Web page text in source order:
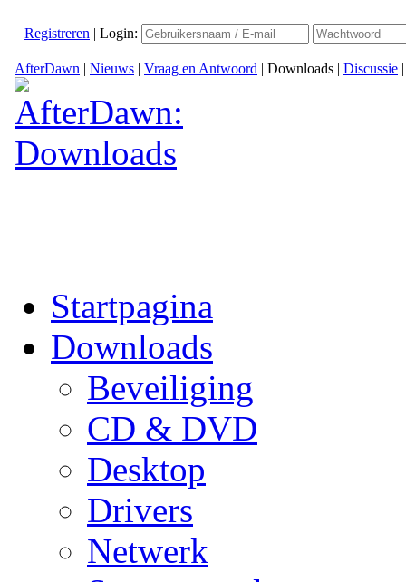
Registreren | Login:
AfterDawn | Nieuws | Vraag en Antwoord | Downloads | Discussie
Startpagina
Downloads
Beveiliging
CD & DVD
Desktop
Drivers
Netwerk